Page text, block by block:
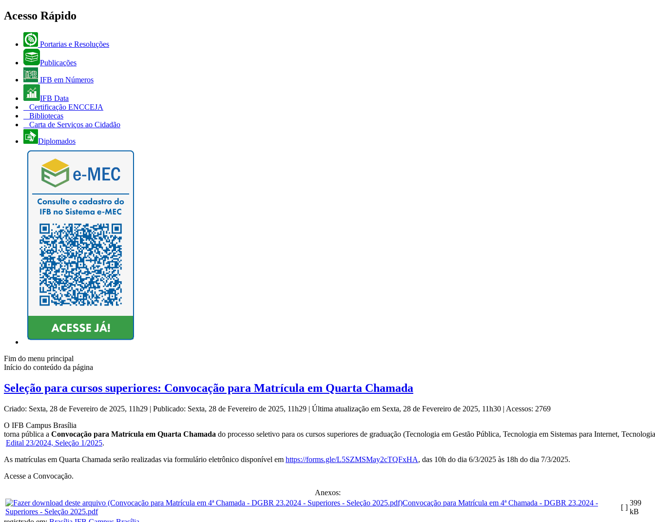
Acesso Rápido
Portarias e Resoluções
Publicações
IFB em Números
IFB Data
Certificação ENCCEJA
Bibliotecas
Carta de Serviços ao Cidadão
Diplomados
Fim do menu principal
Início do conteúdo da página
Seleção para cursos superiores: Convocação para Matrícula em Quarta Chamada
Criado: Sexta, 28 de Fevereiro de 2025, 11h29 | Publicado: Sexta, 28 de Fevereiro de 2025, 11h29 | Última atualização em Sexta, 28 de Fevereiro de 2025, 11h30 | Acessos: 2769
O IFB Campus Brasília
torna pública a Convocação para Matrícula em Quarta Chamada do processo seletivo para os cursos superiores de graduação (Tecnologia em Gestão Pública, Tecnologia em Sistemas para Internet,
Edital 23/2024, Seleção 1/2025.
As matrículas em Quarta Chamada serão realizadas via formulário eletrônico disponível em https://forms.gle/L5SZMSMay2cTQFxHA, das 10h do dia 6/3/2025 às 18h do dia 7/3/2025.
Acesse a Convocação.
Anexos:
Convocação para Matrícula em 4ª Chamada - DGBR 23.2024 -
Superiores - Seleção 2025.pdf
[ ]
399
kB